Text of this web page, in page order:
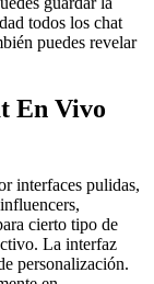
todos los chat
puedes revelar
En Vivo
interfaces pulidas,
cierto tipo de
La interfaz
personalización.